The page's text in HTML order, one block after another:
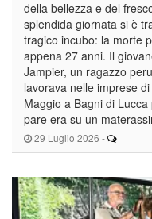
29 Luglio 2026 -
della bellezza e del
splendida giornata si è
tragico incubo: la morte
appena 27 anni. Il
Jampier, un ragazzo
lavorava nelle imprese
Maggio a Bagni di
pare era su un